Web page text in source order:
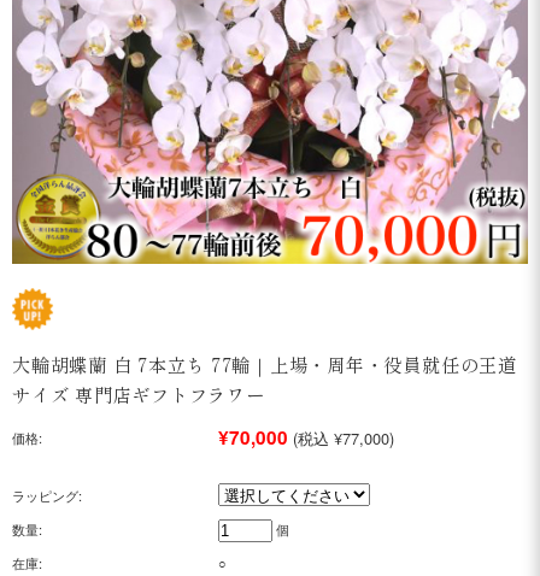
大輪胡蝶蘭 白 7本立ち 77輪｜上場・周年・役員就任の王道
サイズ 専門店ギフトフラワー
価格: ¥70,000 (税込 ¥77,000)
ラッピング:
数量:
個
在庫:
○